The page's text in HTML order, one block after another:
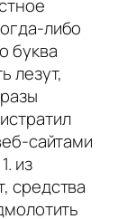
либо
буква
лезут,
сайтами
из
средства